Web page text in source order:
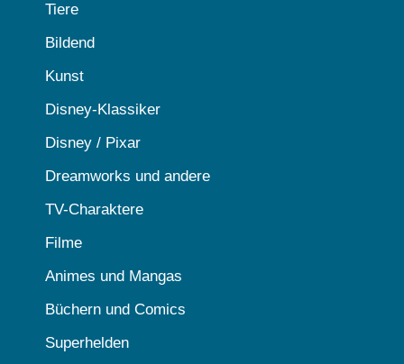
Tiere
Bildend
Kunst
Disney-Klassiker
Disney / Pixar
Dreamworks und andere
TV-Charaktere
Filme
Animes und Mangas
Büchern und Comics
Superhelden